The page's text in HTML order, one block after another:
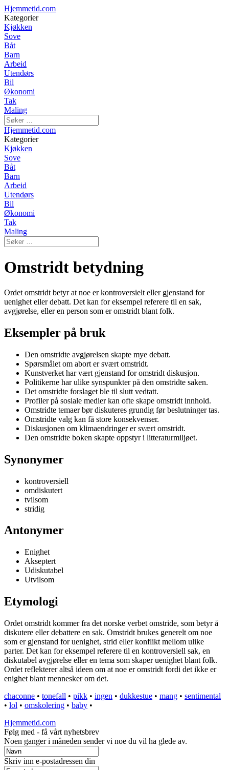
Hjemmetid.com
Kategorier
Kjøkken
Sove
Båt
Barn
Arbeid
Utendørs
Bil
Økonomi
Tak
Maling
Hjemmetid.com
Kategorier
Kjøkken
Sove
Båt
Barn
Arbeid
Utendørs
Bil
Økonomi
Tak
Maling
Omstridt betydning
Ordet omstridt betyr at noe er kontroversielt eller gjenstand for
uenighet eller debatt. Det kan for eksempel referere til en sak,
avgjørelse, eller en person som er omstridt blant folk.
Eksempler på bruk
Den omstridte avgjørelsen skapte mye debatt.
Spørsmålet om abort er svært omstridt.
Kunstverket har vært gjenstand for omstridt diskusjon.
Politikerne har ulike synspunkter på den omstridte saken.
Det omstridte forslaget ble til slutt vedtatt.
Profiler på sosiale medier kan ofte skape omstridt innhold.
Omstridte temaer bør diskuteres grundig før beslutninger tas.
Omstridte valg kan få store konsekvenser.
Diskusjonen om klimaendringer er svært omstridt.
Den omstridte boken skapte oppstyr i litteraturmiljøet.
Synonymer
kontroversiell
omdiskutert
tvilsom
stridig
Antonymer
Enighet
Akseptert
Udiskutabel
Utvilsom
Etymologi
Ordet omstridt kommer fra det norske verbet omstride, som betyr å
diskutere eller debattere en sak. Omstridt brukes generelt om noe
som er gjenstand for uenighet, strid eller konflikt mellom ulike
parter. Det kan for eksempel referere til en kontroversiell sak, en
diskutabel avgjørelse eller en tema som skaper uenighet blant folk.
Ordet reflekterer altså ideen om at noe er omstridt fordi det ikke er
enighet blant mennesker om det.
chaconne • tonefall • pikk • ingen • dukkestue • mang • sentimental
• lol • omskolering • baby •
Hjemmetid.com
Følg med - få vårt nyhetsbrev
Noen ganger i måneden sender vi noe du vil ha glede av.
Skriv inn e-postadressen din